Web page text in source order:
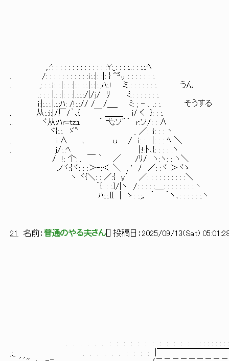
,.:': : : : : : : : : : : : : :Y:_: : : :..: : :.:.ﾍ
. /: : : : : : : : : : :ｉ:.:|: :|: } ^㍉ : : : : : : :.
. ,: : :.ｉ: :.|: : :|:.: :.:.|:.:|:.;ﾊ:.! ミ.: : : : : : :. うん
.: : : |.: :|: : :|.:.:.:/|/j/ ﾘ ﾐ.: : : : : : :.
i:|:.:.:.|.:.;ﾊ: /!:.:// / /＿_ ﾐ: ; - 、.: :. そうする
. 从:.:i:|/厂/｀､{ ￣ ＿＿_ i/ く }: : :.
.. ヾ从:ﾊr=tzｭ ´ 弋:ソ＾｀ r:ソ/: : ∧
ヾ{:.:. ゞﾟ' _ ／: :ｉ: : : ヽ
. ｉ:∧ ､ ｕ / ｉ: : : |: : : ﾍ ＼
. j/:.:ﾍ |:!:ﾄ､{: : : : :ヽ
/ !: 个: . ￣ ｀ ／ /ﾘ/ ヽ:ヽ: : ヽ＼
ノヾ:{ヾ: : :＞‐:＜ ＼ , ' / ／: :ヾ ＞ヾゝ
ヽ ヾ{＼: : ／:{ y′ ／: : : : : : : : : :＼
｀{: : :.}/|ヽ /: : : : :＿: : : : : : : :.ヽ
ﾊ:.:.{{ | ゝ: :.;， ´ ｀ヽ､: : : : : :.ヽ
21 名前： 普通のやる夫さん ] 投稿日： 2025/09/13(Sat)
. . . . . . : : : : : : : : : : : : : : : : : : : : : : :
;;_ . . . . . . : : : : |￣￣￣￣￣￣￣￣￣￣